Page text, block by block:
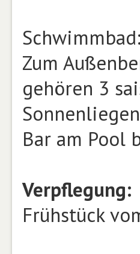
Schwimmbad:
Zum
gehören 3
Bar am Pool
Verpflegung:
Frühstück